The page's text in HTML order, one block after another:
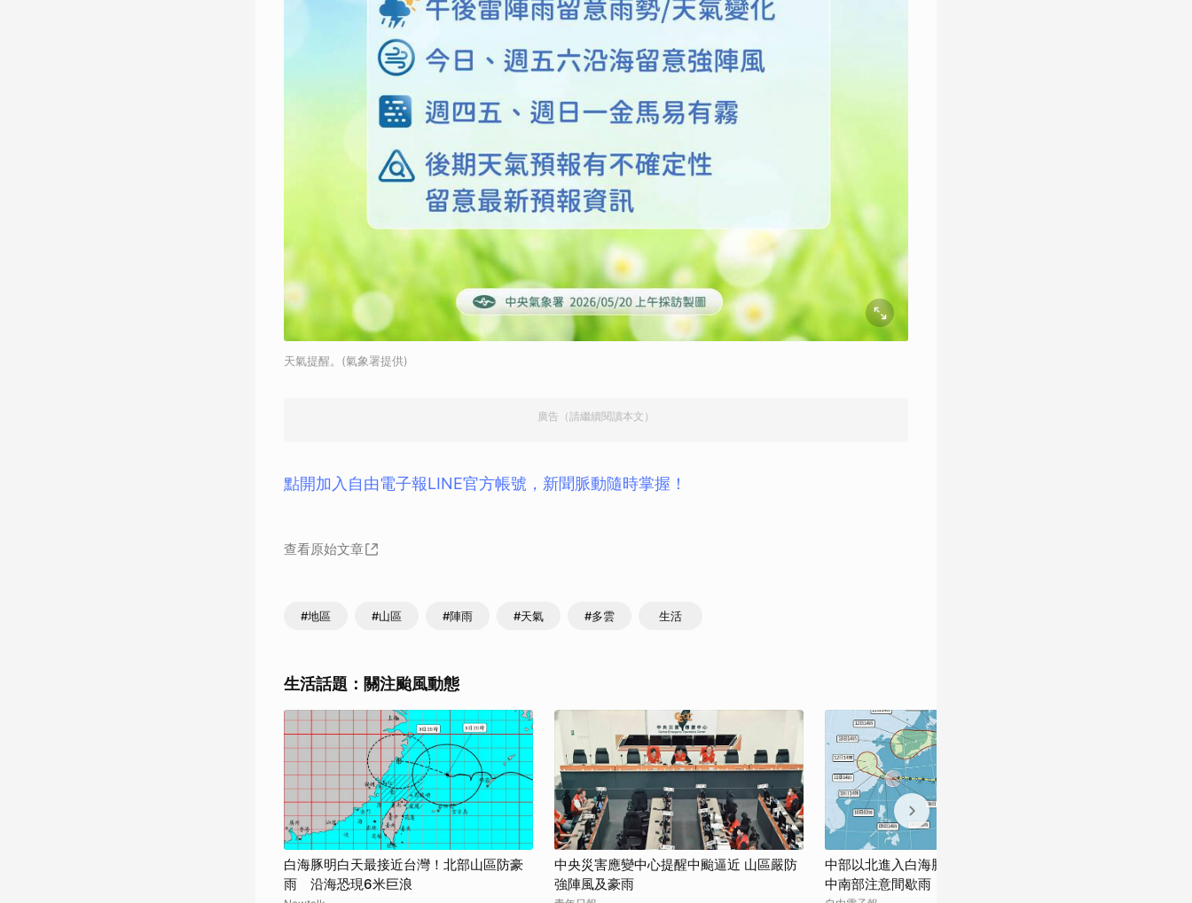
天氣提醒。(氣象署提供)
廣告（請繼續閱讀本文）
點開加入自由電子報LINE官方帳號，新聞脈動隨時掌握！
查看原始文章
#地區 #山區 #陣雨 #天氣 #多雲 生活
生活話題：關注颱風動態
白海豚明白天最接近台灣！北部山區防豪
雨 沿海恐現6米巨浪
中央災害應變中心提醒中颱逼近 山區嚴防
強陣風及豪雨
中部以北進入白海豚「風雨搖滾區」 明晚
中南部注意間歇雨
取消